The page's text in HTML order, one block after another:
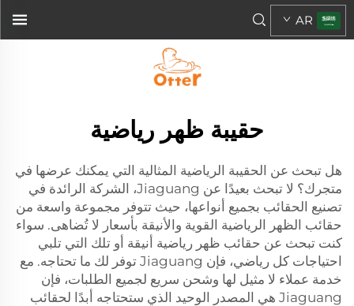
AR
حقيبة ظهر رياضية
هل تبحث عن الحقيبة الرياضية المثالية التي يمكنك عرضها في
متجرك؟ لا تبحث بعيدًا عن Jiaguang، الشركة الرائدة في
تصنيع الحقائب بجميع أنواعها، حيث تتوفر مجموعة واسعة من
حقائب الظهر الرياضية القوية والأنيقة بأسعار لا تُضاهى. سواء
كنت تبحث عن حقائب ظهر رياضية أنيقة أو تلك التي تلبي
احتياجات كل رياضي، فإن Jiaguang توفر لك ما تحتاجه. مع
خدمة عملاء لا مثيل لها وشحن سريع لجميع الطلبات، فإن
Jiaguang هي المصدر الوحيد الذي ستحتاجه أبدًا لحقائب